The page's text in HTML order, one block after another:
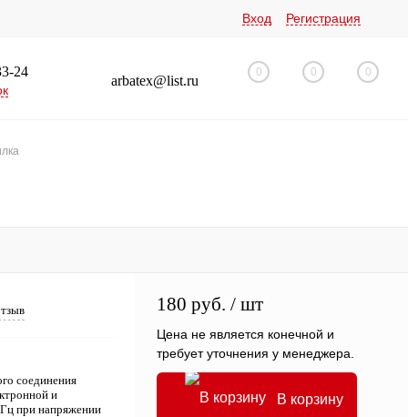
Вход Регистрация
24
arbatex@list.ru
0 0 0
соединения
и
при напряжении
180 руб. / шт
Цена не является конечной и
требует уточнения у менеджера.
В корзину